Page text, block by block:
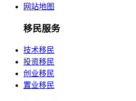
网站地图
移民服务
技术移民
投资移民
创业移民
置业移民